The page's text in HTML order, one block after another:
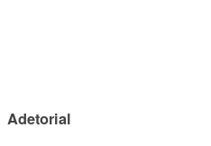
Adetorial